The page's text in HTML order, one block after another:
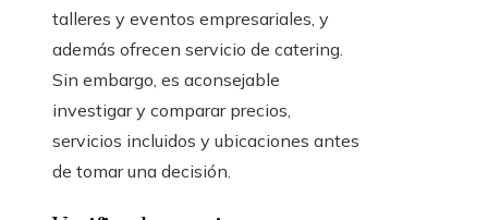
talleres y eventos empresariales, y
además ofrecen servicio de catering.
Sin embargo, es aconsejable
investigar y comparar precios,
servicios incluidos y ubicaciones antes
de tomar una decisión.